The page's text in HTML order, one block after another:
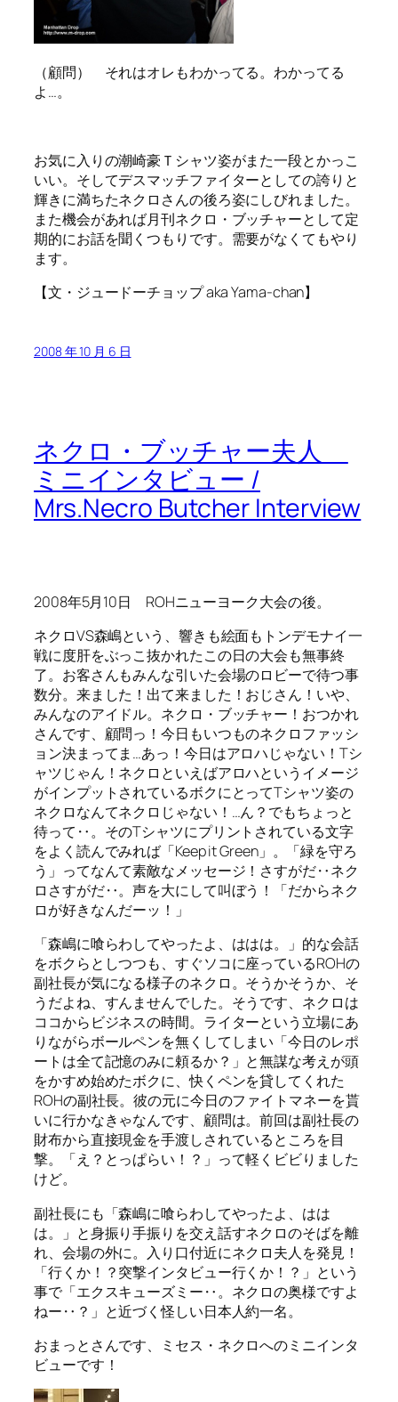
（顧問） それはオレもわかってる。わかってる
よ…。
お気に入りの潮崎豪Ｔシャツ姿がまた一段とかっこ
いい。そしてデスマッチファイターとしての誇りと
輝きに満ちたネクロさんの後ろ姿にしびれました。
また機会があれば月刊ネクロ・ブッチャーとして定
期的にお話を聞くつもりです。需要がなくてもやり
ます。
【文・ジュードーチョップ aka Yama-chan】
2008 年 10 月 6 日
ネクロ・ブッチャー夫人
ミニインタビュー /
Mrs.Necro Butcher Interview
2008年5月10日 ROHニューヨーク大会の後。
ネクロVS森嶋という、響きも絵面もトンデモナイ一
戦に度肝をぶっこ抜かれたこの日の大会も無事終
了。お客さんもみんな引いた会場のロビーで待つ事
数分。来ました！出て来ました！おじさん！いや、
みんなのアイドル。ネクロ・ブッチャー！おつかれ
さんです、顧問っ！今日もいつものネクロファッシ
ョン決まってま…あっ！今日はアロハじゃない！Tシ
ャツじゃん！ネクロといえばアロハというイメージ
がインプットされているボクにとってTシャツ姿の
ネクロなんてネクロじゃない！…ん？でもちょっと
待って‥。そのTシャツにプリントされている文字
をよく読んでみれば「Keep it Green」。「緑を守ろ
う」ってなんて素敵なメッセージ！さすがだ‥ネク
ロさすがだ‥。声を大にして叫ぼう！「だからネク
ロが好きなんだーッ！」
「森嶋に喰らわしてやったよ、ははは。」的な会話
をボクらとしつつも、すぐソコに座っているROHの
副社長が気になる様子のネクロ。そうかそうか、そ
うだよね、すんませんでした。そうです、ネクロは
ココからビジネスの時間。ライターという立場にあ
りながらボールペンを無くしてしまい「今日のレポ
ートは全て記憶のみに頼るか？」と無謀な考えが頭
をかすめ始めたボクに、快くペンを貸してくれた
ROHの副社長。彼の元に今日のファイトマネーを貰
いに行かなきゃなんです、顧問は。前回は副社長の
財布から直接現金を手渡しされているところを目
撃。「え？とっぱらい！？」って軽くビビりました
けど。
副社長にも「森嶋に喰らわしてやったよ、はは
は。」と身振り手振りを交え話すネクロのそばを離
れ、会場の外に。入り口付近にネクロ夫人を発見！
「行くか！？突撃インタビュー行くか！？」という
事で「エクスキューズミー‥。ネクロの奥様ですよ
ねー‥？」と近づく怪しい日本人約一名。
おまっとさんです、ミセス・ネクロへのミニインタ
ビューです！